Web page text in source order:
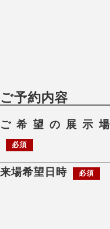
ご予約内容
ご希望の展示場
必須
来場希望日時 必須